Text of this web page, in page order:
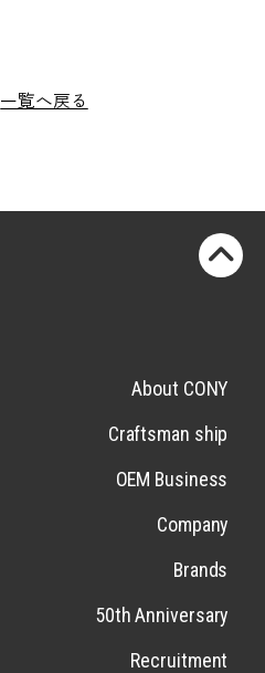
一覧へ戻る
About CONY
Craftsman ship
OEM Business
Company
Brands
50th Anniversary
Recruitment